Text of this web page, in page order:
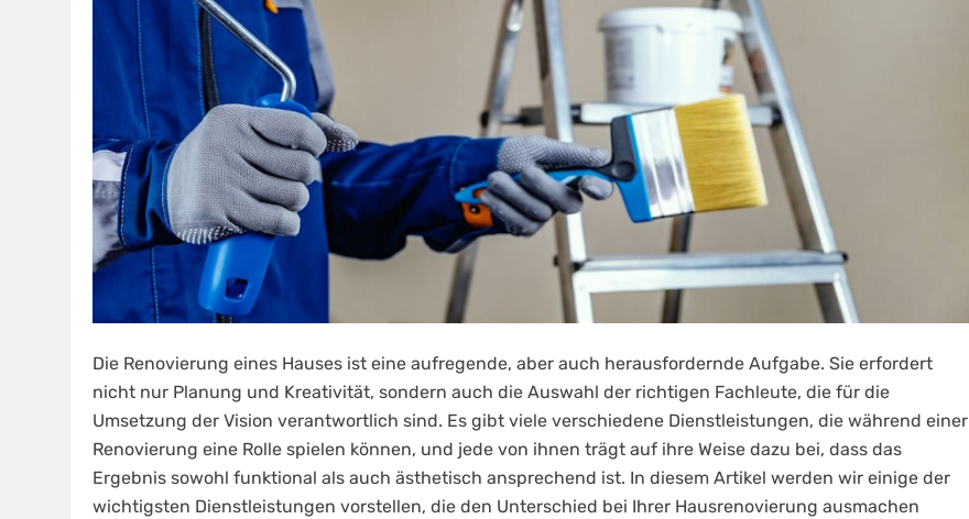
Die Renovierung eines Hauses ist eine aufregende, aber auch herausfordernde Aufgabe. Sie erfordert
nicht nur Planung und Kreativität, sondern auch die Auswahl der richtigen Fachleute, die für die
Umsetzung der Vision verantwortlich sind. Es gibt viele verschiedene Dienstleistungen, die während einer
Renovierung eine Rolle spielen können, und jede von ihnen trägt auf ihre Weise dazu bei, dass das
Ergebnis sowohl funktional als auch ästhetisch ansprechend ist. In diesem Artikel werden wir einige der
wichtigsten Dienstleistungen vorstellen, die den Unterschied bei Ihrer Hausrenovierung ausmachen